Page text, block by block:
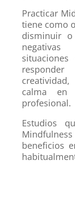
Practicar
tiene como
disminuir o
calma en
profesional.
Estudios
beneficios